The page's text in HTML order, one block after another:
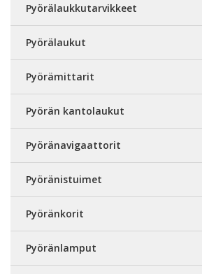
Pyörälaukkutarvikkeet
Pyörälaukut
Pyörämittarit
Pyörän kantolaukut
Pyöränavigaattorit
Pyöränistuimet
Pyöränkorit
Pyöränlamput